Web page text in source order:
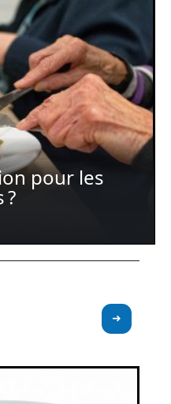
pour les
?